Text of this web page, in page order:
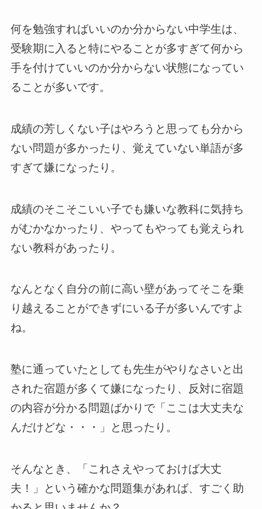
何を勉強すればいいのか分からない中学生は、
受験期に入ると特にやることが多すぎて何から
手を付けていいのか分からない状態になってい
ることが多いです。
成績の芳しくない子はやろうと思っても分から
ない問題が多かったり、覚えていない単語が多
すぎて嫌になったり。
成績のそこそこいい子でも嫌いな教科に気持ち
がむかなかったり、やってもやっても覚えられ
ない教科があったり。
なんとなく自分の前に高い壁があってそこを乗
り越えることができずにいる子が多いんですよ
ね。
塾に通っていたとしても先生がやりなさいと出
された宿題が多くて嫌になったり、反対に宿題
の内容が分かる問題ばかりで「ここは大丈夫な
んだけどな・・・」と思ったり。
そんなとき、「これさえやっておけば大丈
夫！」という確かな問題集があれば、すごく助